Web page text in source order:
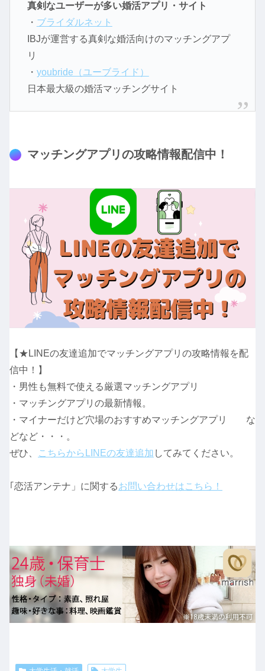
真剣なユーザーが多い婚活アプリ・サイト
・ ブライダルネット
IBJが運営する真剣な婚活向けのマッチングアプ
リ
・ youbride（ユーブライド）
日本最大級の婚活マッチングサイト
マッチングアプリの攻略情報配信中！
【★LINEの友達追加でマッチングアプリの攻略情報を配
信中！】
・男性も無料で使える厳選マッチングアプリ
・マッチングアプリの最新情報。
・マイナーだけど穴場のおすすめマッチングアプリ な
どなど・・・。
ぜひ、
こちらからLINEの友達追加 してみてください。
｢恋活アンテナ」に関するお問い合わせはこちら！